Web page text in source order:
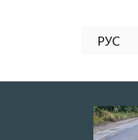
РУС